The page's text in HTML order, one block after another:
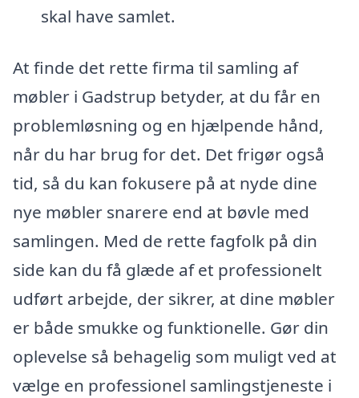
skal have samlet.
At finde det rette firma til samling af
møbler i Gadstrup betyder, at du får en
problemløsning og en hjælpende hånd,
når du har brug for det. Det frigør også
tid, så du kan fokusere på at nyde dine
nye møbler snarere end at bøvle med
samlingen. Med de rette fagfolk på din
side kan du få glæde af et professionelt
udført arbejde, der sikrer, at dine møbler
er både smukke og funktionelle. Gør din
oplevelse så behagelig som muligt ved at
vælge en professionel samlingstjeneste i